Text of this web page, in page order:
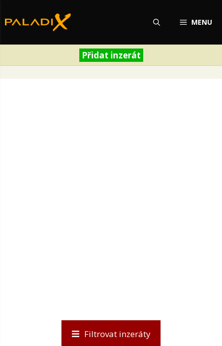
na
MENU
Přidat inzerát
Filtrovat inzeráty